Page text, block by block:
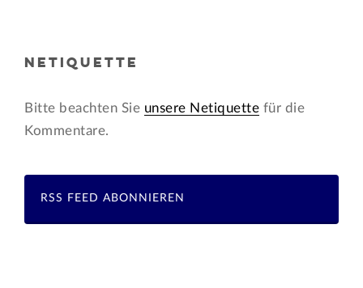
NETIQUETTE
Bitte beachten Sie unsere Netiquette für die
Kommentare.
RSS FEED ABONNIEREN